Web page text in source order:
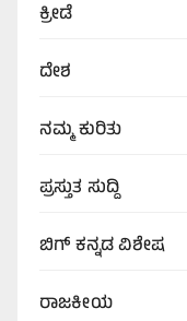
ಕ್ರೀಡೆ
ದೇಶ
ನಮ್ಮ ಕುರಿತು
ಪ್ರಸ್ತುತ ಸುದ್ದಿ
ಬಿಗ್‌ ಕನ್ನಡ ವಿಶೇಷ
ರಾಜಕೀಯ